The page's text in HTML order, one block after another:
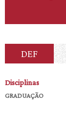
DEF
Disciplinas
GRADUAÇÃO